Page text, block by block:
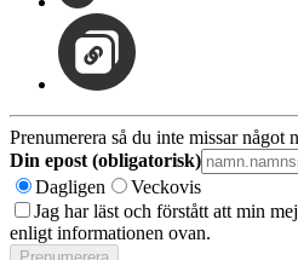
Prenumerera så du inte missar något
Din epost (obligatorisk)
Dagligen
Veckovis
Jag har läst och förstått att min
enligt informationen ovan.